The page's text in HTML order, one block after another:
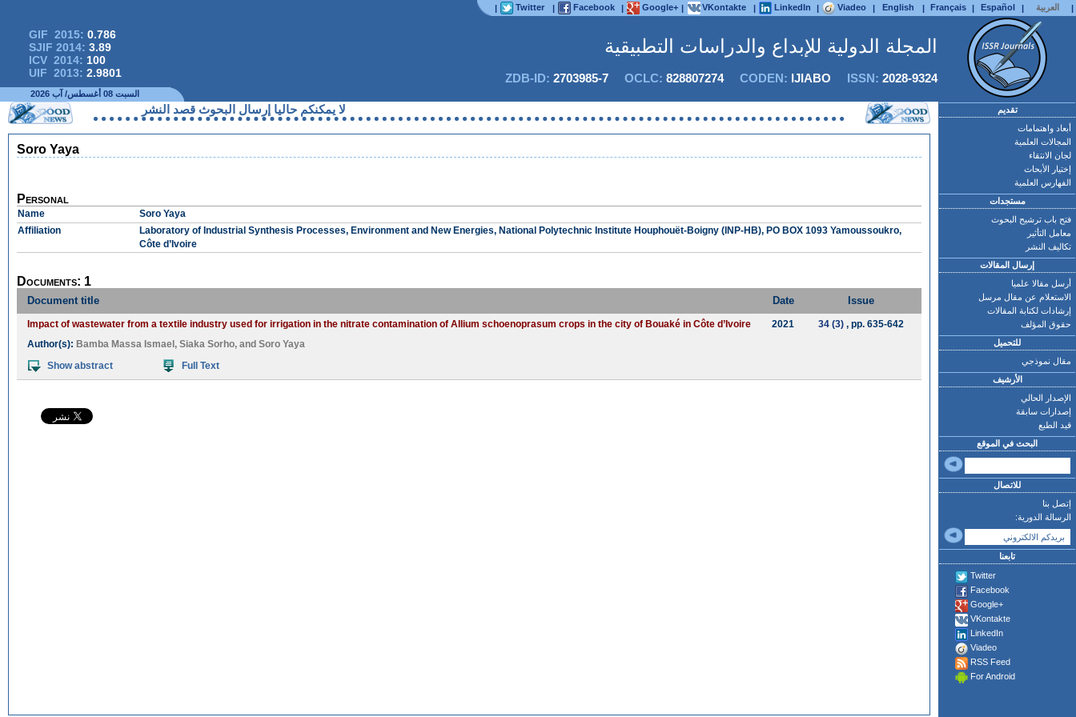
| Twitter | Facebook | Google+ | VKontakte | LinkedIn | Viadeo | English | Français | Español | العربية |
GIF 2015: 0.786
SJIF 2014: 3.89
ICV 2014: 100
UIF 2013: 2.9801
المجلة الدولية للإبداع والدراسات التطبيقية
ZDB-ID: 2703985-7 OCLC: 828807274CODEN: IJIABO ISSN: 2028-9324
السبت 08 أغسطس/ آب 2026
لا يمكنكم حاليا إرسال البحوث قصد النشر
Soro Yaya
Personal
Name
Soro Yaya
Affiliation
Laboratory of Industrial Synthesis Processes, Environment and New Energies, National Polytechnic Institute Houphouët-Boigny (INP-HB), PO BOX 1093 Yamoussoukro,
Côte d’Ivoire
Documents: 1
Document title Date Issue
Impact of wastewater from a textile industry used for irrigation in the nitrate contamination of Allium schoenoprasum crops in the city of Bouaké in Côte d’Ivoire
Author(s): Bamba Massa Ismael , Siaka Sorho, and Soro Yaya
Show abstract
Full Text
2021 34 (3), pp. 635-642
تقديم
أبعاد واهتمامات
المجالات العلمية
لجان الانتقاء
إختيار الأبحاث
الفهارس العلمية
مستجدات
فتح باب ترشيح البحوث
معامل التأثير
تكاليف النشر
إرسال المقالات
أرسل مقالا علميا
الاستعلام عن مقال مرسل
إرشادات لكتابة المقالات
حقوق المؤلف
للتحميل
مقال نموذجي
الأرشيف
الإصدار الحالي
إصدارات سابقة
قيد الطبع
البحث في الموقع
للاتصال
إتصل بنا
الرسالة الدورية:
تابعنا
Twitter
Facebook
Google+
VKontakte
LinkedIn
Viadeo
RSS Feed
For Android